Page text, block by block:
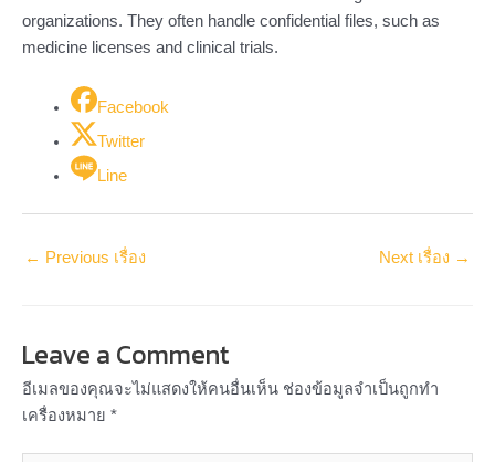
organizations. They often handle confidential files, such as
medicine licenses and clinical trials.
Facebook
Twitter
Line
← Previous เรื่อง Next เรื่อง →
Leave a Comment
อีเมลของคุณจะไม่แสดงให้คนอื่นเห็น ช่องข้อมูลจำเป็นถูกทำ
เครื่องหมาย *